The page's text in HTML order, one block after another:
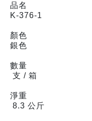
品名
K-376-1
顏色
銀色
數量
支 / 箱
淨重
8.3 公斤